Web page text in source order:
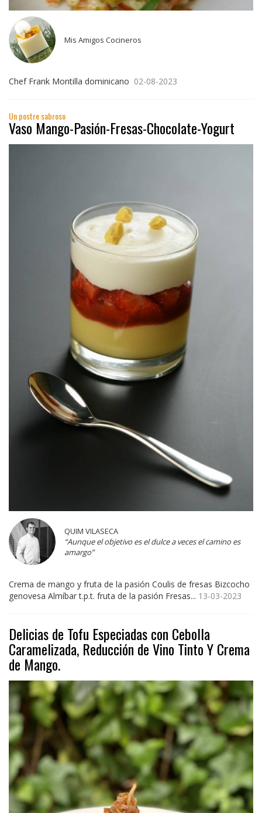
Mis Amigos Cocineros
Chef Frank Montilla dominicano 02-08-2023
Un postre sabroso
Vaso Mango-Pasión-Fresas-Chocolate-Yogurt
QUIM VILASECA
“Aunque el objetivo es el dulce a veces el camino es
amargo”
Crema de mango y fruta de la pasión Coulis de fresas Bizcocho
genovesa Almíbar t.p.t. fruta de la pasión Fresas... 13-03-2023
Delicias de Tofu Especiadas con Cebolla
Caramelizada, Reducción de Vino Tinto Y Crema
de Mango.